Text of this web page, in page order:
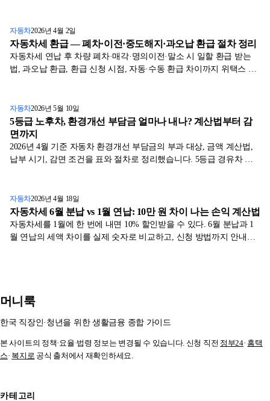
자동차2026년 4월 2일
자동차세 환급 — 폐차·이전·중도해지·과오납 환급 절차 정리
자동차세 연납 후 차량 폐차·매각·명의이전·말소 시 일할 환급 받는
법, 과오납 환급, 환급 신청 시점, 자동·수동 환급 차이까지 위택스 기
자동차2026년 5월 10일
5등급 노후차, 환경개선 부담금 얼마나 내나? 계산법부터 감
면까지
2026년 4월 기준 자동차 환경개선 부담금의 부과 대상, 금액 계산법,
납부 시기, 감면 조건을 표와 절차로 정리했습니다. 5등급 경유차 소
자동차2026년 4월 18일
자동차세 6월 분납 vs 1월 연납: 10만 원 차이 나는 손익 계산법
자동차세를 1월에 한 번에 내면 10% 할인받을 수 있다. 6월 분납과 1
월 연납의 세액 차이를 실제 숫자로 비교하고, 신청 방법까지 안내한
머니룩
한국 직장인·청년을 위한 생활금융 종합 가이드
본 사이트의 정책·요율·법령 정보는 변경될 수 있습니다. 신청 직전 정부24· 홈택
스· 복지로 공식 출처에서 재확인하세요.
카테고리